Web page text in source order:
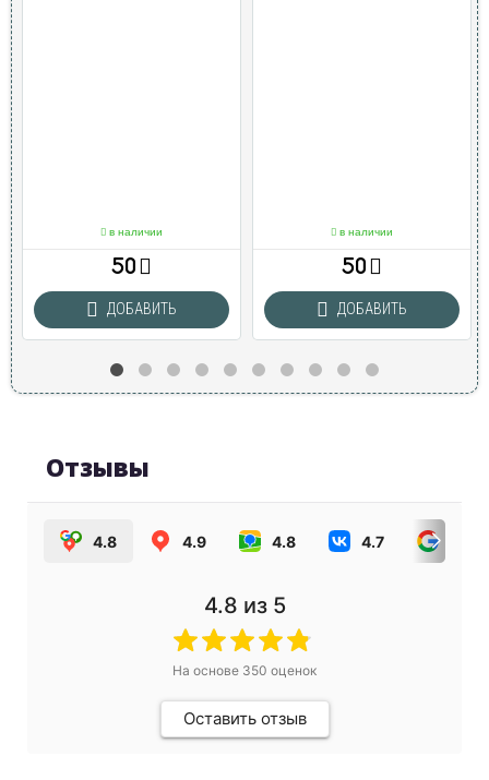
в наличии
50
ДОБАВИТЬ
в наличии
50
ДОБАВИТЬ
Отзывы
4.8 4.9 4.8 4.7
4.8 из 5
На основе 350 оценок
Оставить отзыв